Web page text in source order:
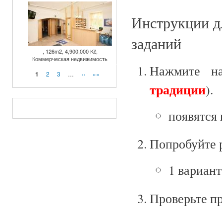
, 126m2, 4,900,000 Kč,
Коммерческая недвижимость
Страницы
1 2 3 … ›› »»
Инструкции
заданий
Нажмите
традиции).
Попробуйте
1
Проверьте